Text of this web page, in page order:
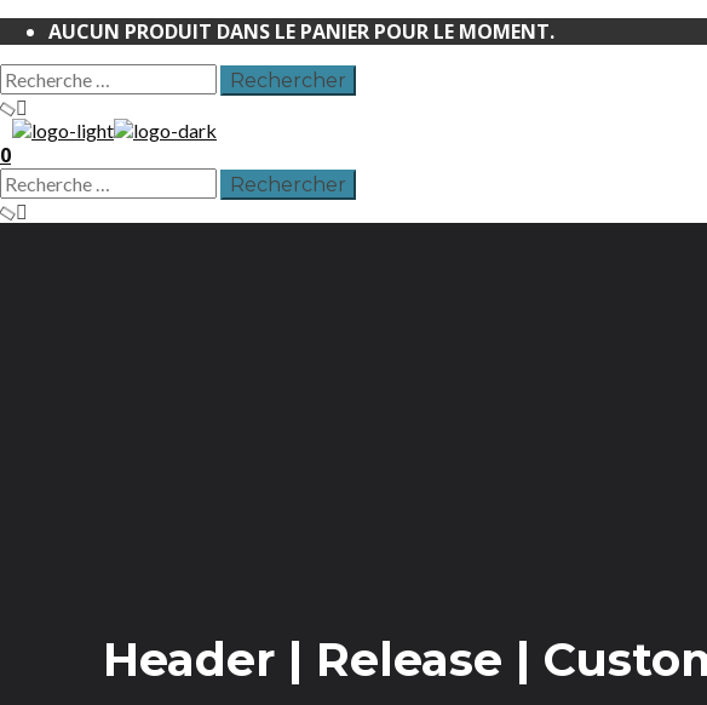
AUCUN PRODUIT DANS LE PANIER POUR LE MOMENT.
0
Header | Release |